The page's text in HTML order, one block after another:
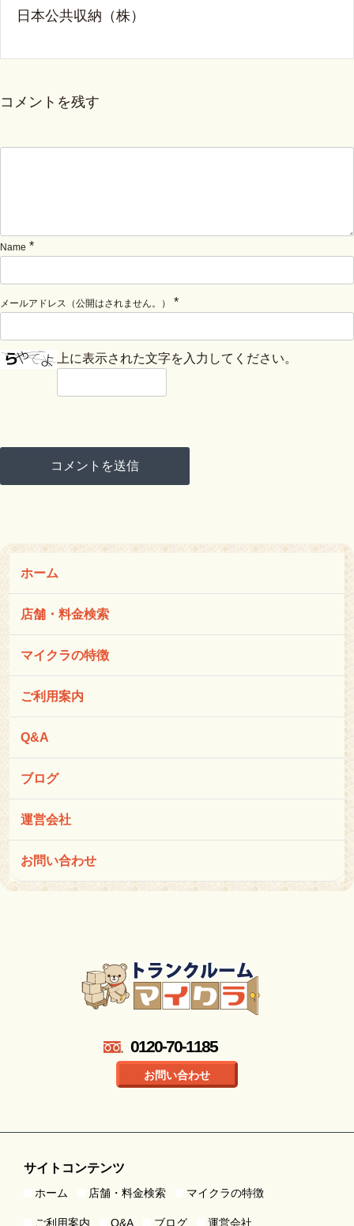
日本公共収納（株）
コメントを残す
Name *
メールアドレス（公開はされません。） *
上に表示された文字を入力してください。
ホーム
店舗・料金検索
マイクラの特徴
ご利用案内
Q&A
ブログ
運営会社
お問い合わせ
0120-70-1185
お問い合わせ
サイトコンテンツ
ホーム 店舗・料金検索 マイクラの特徴
ご利用案内 Q&A ブログ 運営会社